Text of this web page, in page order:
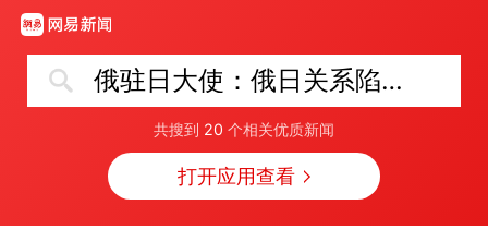
俄驻日大使：俄日关系陷入“冰河期”
共搜到 20 个相关优质新闻
打开应用查看